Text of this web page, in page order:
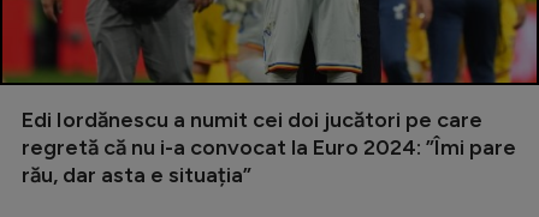
Edi Iordănescu a numit cei doi jucători pe care
regretă că nu i-a convocat la Euro 2024: ”Îmi pare
rău, dar asta e situația”